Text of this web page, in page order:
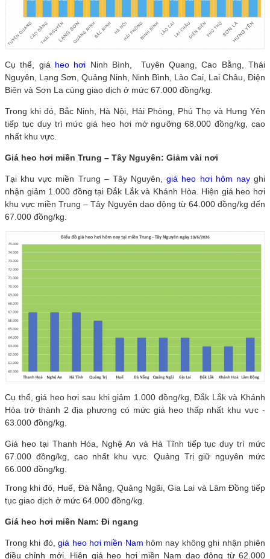
Cụ thể, giá heo hơi Ninh Bình, Tuyên Quang, Cao Bằng, Thái
Nguyên, Lạng Sơn, Quảng Ninh, Ninh Bình, Lào Cai, Lai Châu, Điện
Biên và Sơn La cùng giao dịch ở mức 67.000 đồng/kg.
Trong khi đó, Bắc Ninh, Hà Nội, Hải Phòng, Phú Thọ và Hưng Yên
tiếp tục duy trì mức giá heo hơi mở ngưỡng 68.000 đồng/kg, cao
nhất khu vực.
Giá heo hơi miền Trung – Tây Nguyên: Giảm vài nơi
Tại khu vực miền Trung – Tây Nguyên,giá heo hơi hôm nayghi
nhận giảm 1.000 đồng tại Đắk Lắk và Khánh Hòa. Hiện giá heo hơi
khu vực miền Trung – Tây Nguyên dao động từ 64.000 đồng/kg đến
67.000 đồng/kg.
Cụ thể, giá heo hơi sau khi giảm 1.000 đồng/kg, Đắk Lắk và Khánh
Hòa trở thành 2 địa phương có mức giá heo thấp nhất khu vực -
63.000 đồng/kg.
Giá heo tại Thanh Hóa, Nghệ An và Hà Tĩnh tiếp tục duy trì mức
67.000 đồng/kg, cao nhất khu vực. Quảng Trị giữ nguyên mức
66.000 đồng/kg.
Trong khi đó, Huế, Đà Nẵng, Quảng Ngãi, Gia Lai và Lâm Đồng tiếp
tục giao dịch ở mức 64.000 đồng/kg.
Giá heo hơi miền Nam: Đi ngang
Trong khi đó,giá heo hơi miền Nam hôm nay không ghi nhận phiên
điều chỉnh mới. Hiện giá heo hơi miền Nam dao động từ 62.000